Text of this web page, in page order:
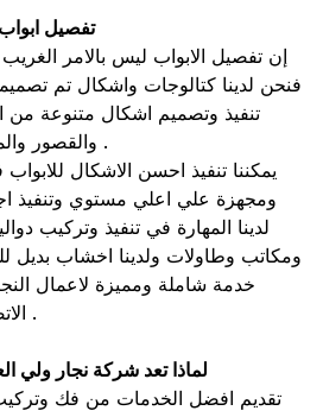
تفصيل
إن تفصيل الابواب ليس بالامر
فنحن لدينا كتالوجات واشكال تم
تنفيذ وتصميم اشكال متنوعة من
والقصور والمناول والمنشات السكنية .
يمكننا تنفيذ احسن الاشكال
ومجهزة علي اعلي مستوي وتنفيذ
لدينا المهارة في تنفيذ وتركيب
ومكاتب وطاولات ولدينا اخشاب بديل
خدمة شاملة ومميزة لاعمال
الاتصال علي ارقمنا الظاهرة .
لماذا تعد شركة نجار ولي